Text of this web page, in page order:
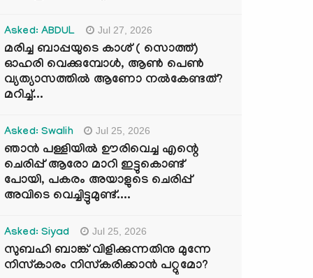
Asked: ABDUL Jul 27, 2026
മരിച്ച ബാപ്പയുടെ കാശ് ( സൊത്ത്)
ഓഹരി വെക്കുമ്പോൾ, ആണ്‍ പെണ്‍
വ്യത്യാസത്തില്‍ ആണോ നല്‍കേണ്ടത്?
മറിച്ച്...
Asked: Swalih Jul 25, 2026
ഞാൻ പള്ളിയിൽ ഊരിവെച്ച എന്റെ
ചെരിപ്പ് ആരോ മാറി ഇട്ടുകൊണ്ട്
പോയി, പകരം അയാളുടെ ചെരിപ്പ്
അവിടെ വെച്ചിട്ടുമുണ്ട്....
Asked: Siyad Jul 25, 2026
സുബഹി ബാങ്ക് വിളിക്കുന്നതിനു മുന്നേ
നിസ്കാരം നിസ്കരിക്കാൻ പറ്റുമോ?